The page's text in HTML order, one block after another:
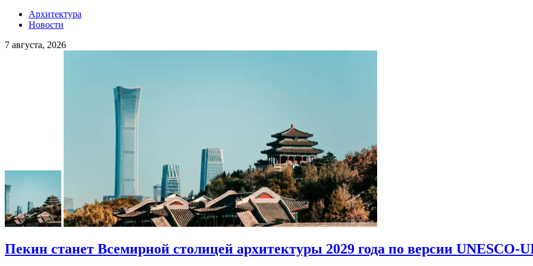
Архитектура
Новости
7 августа, 2026
Пекин станет Всемирной столицей архитектуры 2029 года по версии UNESCO-